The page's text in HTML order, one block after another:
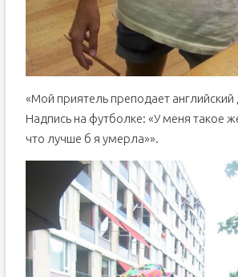
«Мой приятель преподает английский
Надпись на футболке: «У меня такое
что лучше б я умерла»».